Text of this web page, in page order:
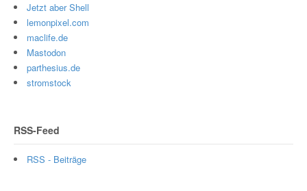
Jetzt aber Shell
lemonpixel.com
maclife.de
Mastodon
parthesius.de
stromstock
RSS-Feed
RSS - Beiträge